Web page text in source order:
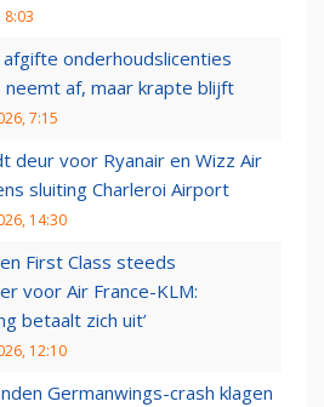
8:03
onderhoudslicenties
af, maar krapte blijft
7:15
deur voor Ryanair en Wizz Air
sluiting Charleroi Airport
14:30
First Class steeds
voor Air France-KLM:
betaalt zich uit’
12:10
Germanwings-crash klagen